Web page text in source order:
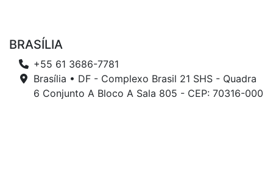
BRASÍLIA
+55 61 3686-7781
Brasília • DF - Complexo Brasil 21 SHS - Quadra
6 Conjunto A Bloco A Sala 805 - CEP: 70316-000